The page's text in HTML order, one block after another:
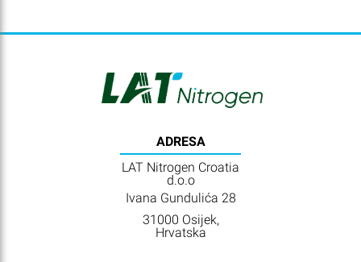
ADRESA
LAT Nitrogen Croatia
d.o.o
Ivana Gundulića 28
31000 Osijek,
Hrvatska